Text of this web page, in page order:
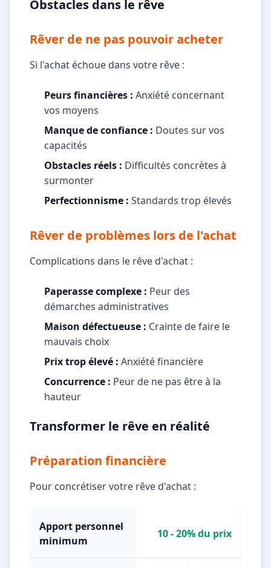
Obstacles dans le rêve
Rêver de ne pas pouvoir acheter
Si l'achat échoue dans votre rêve :
Peurs financières : Anxiété concernant
vos moyens
Manque de confiance : Doutes sur vos
capacités
Obstacles réels : Difficultés concrètes à
surmonter
Perfectionnisme : Standards trop élevés
Rêver de problèmes lors de l'achat
Complications dans le rêve d'achat :
Paperasse complexe : Peur des
démarches administratives
Maison défectueuse : Crainte de faire le
mauvais choix
Prix trop élevé : Anxiété financière
Concurrence : Peur de ne pas être à la
hauteur
Transformer le rêve en réalité
Préparation financière
Pour concrétiser votre rêve d'achat :
Apport personnel
minimum
10 - 20% du prix